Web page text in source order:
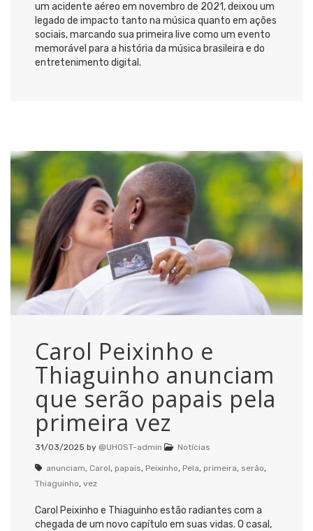
um acidente aéreo em novembro de 2021, deixou um
legado de impacto tanto na música quanto em ações
sociais, marcando sua primeira live como um evento
memorável para a história da música brasileira e do
entretenimento digital.
Carol Peixinho e
Thiaguinho anunciam
que serão papais pela
primeira vez
31/03/2025 by @UHOST-admin Notícias
anunciam, Carol, papais, Peixinho, Pela, primeira, serão,
Thiaguinho, vez
Carol Peixinho e Thiaguinho estão radiantes com a
chegada de um novo capítulo em suas vidas. O casal,